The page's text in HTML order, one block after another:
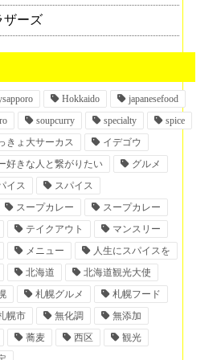
ザーズ
Hokkaido
japanesefood
soupcurry specialty
spice
きょ大サーカス
イデゴウ
好きな人と繋がりたい
グルメ
イス
スパイス
スープカレー
スープカレー
テイクアウト
マンスリー
メニュー
人生にスパイスを
北海道
北海道観光大使
札幌グルメ
札幌フード
幌市 無化調
無添加
蕎麦 西区
観光